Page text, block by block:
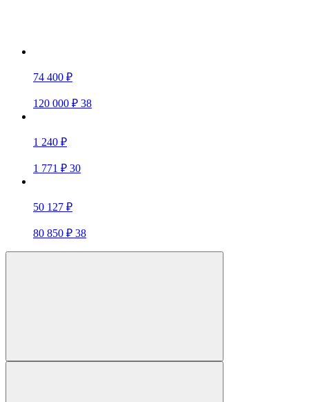
74 400 ₽
120 000 ₽ 38
1 240 ₽
1 771 ₽ 30
50 127 ₽
80 850 ₽ 38